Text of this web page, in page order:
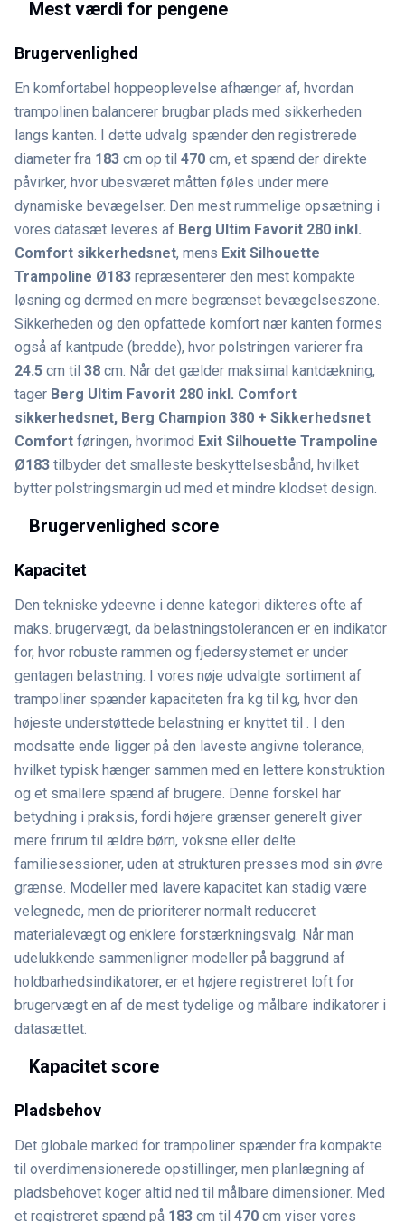
Mest værdi for pengene
Brugervenlighed
En komfortabel hoppeoplevelse afhænger af, hvordan
trampolinen balancerer brugbar plads med sikkerheden
langs kanten. I dette udvalg spænder den registrerede
diameter fra 183 cm op til 470 cm, et spænd der direkte
påvirker, hvor ubesværet måtten føles under mere
dynamiske bevægelser. Den mest rummelige opsætning i
vores datasæt leveres af Berg Ultim Favorit 280 inkl.
Comfort sikkerhedsnet, mens Exit Silhouette
Trampoline Ø183 repræsenterer den mest kompakte
løsning og dermed en mere begrænset bevægelseszone.
Sikkerheden og den opfattede komfort nær kanten formes
også af kantpude (bredde), hvor polstringen varierer fra
24.5 cm til 38 cm. Når det gælder maksimal kantdækning,
tager Berg Ultim Favorit 280 inkl. Comfort
sikkerhedsnet, Berg Champion 380 + Sikkerhedsnet
Comfort føringen, hvorimod Exit Silhouette Trampoline
Ø183 tilbyder det smalleste beskyttelsesbånd, hvilket
bytter polstringsmargin ud med et mindre klodset design.
Brugervenlighed score
Kapacitet
Den tekniske ydeevne i denne kategori dikteres ofte af
maks. brugervægt, da belastningstolerancen er en indikator
for, hvor robuste rammen og fjedersystemet er under
gentagen belastning. I vores nøje udvalgte sortiment af
trampoliner spænder kapaciteten fra kg til kg, hvor den
højeste understøttede belastning er knyttet til . I den
modsatte ende ligger på den laveste angivne tolerance,
hvilket typisk hænger sammen med en lettere konstruktion
og et smallere spænd af brugere. Denne forskel har
betydning i praksis, fordi højere grænser generelt giver
mere frirum til ældre børn, voksne eller delte
familiesessioner, uden at strukturen presses mod sin øvre
grænse. Modeller med lavere kapacitet kan stadig være
velegnede, men de prioriterer normalt reduceret
materialevægt og enklere forstærkningsvalg. Når man
udelukkende sammenligner modeller på baggrund af
holdbarhedsindikatorer, er et højere registreret loft for
brugervægt en af de mest tydelige og målbare indikatorer i
datasættet.
Kapacitet score
Pladsbehov
Det globale marked for trampoliner spænder fra kompakte
til overdimensionerede opstillinger, men planlægning af
pladsbehovet koger altid ned til målbare dimensioner. Med
et registreret spænd på 183 cm til 470 cm viser vores